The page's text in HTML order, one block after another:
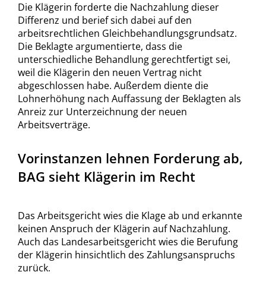
Die Klägerin forderte die Nachzahlung dieser
Differenz und berief sich dabei auf den
arbeitsrechtlichen Gleichbehandlungsgrundsatz.
Die Beklagte argumentierte, dass die
unterschiedliche Behandlung gerechtfertigt sei,
weil die Klägerin den neuen Vertrag nicht
abgeschlossen habe. Außerdem diente die
Lohnerhöhung nach Auffassung der Beklagten als
Anreiz zur Unterzeichnung der neuen
Arbeitsverträge.
Vorinstanzen lehnen Forderung ab,
BAG sieht Klägerin im Recht
Das Arbeitsgericht wies die Klage ab und erkannte
keinen Anspruch der Klägerin auf Nachzahlung.
Auch das Landesarbeitsgericht wies die Berufung
der Klägerin hinsichtlich des Zahlungsanspruchs
zurück.